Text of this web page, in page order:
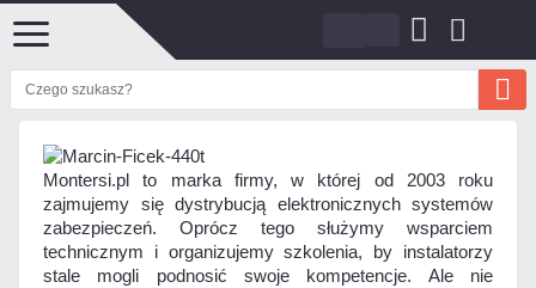
Montersi.pl to marka firmy, w której od 2003 roku
zajmujemy się dystrybucją elektronicznych systemów
zabezpieczeń. Oprócz tego służymy wsparciem
technicznym i organizujemy szkolenia, by instalatorzy
stale mogli podnosić swoje kompetencje. Ale nie